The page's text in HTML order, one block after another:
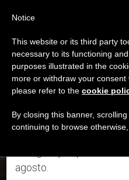
DÍA
ÚLTIMAS NOTICIAS
Protección de menores: La
Aviso
Del 27 de julio al 7 de
anual, aprovechando
se generan menos
agosto.
Notice
This website or its third party
necessary to its functioning
purposes illustrated in the
more or withdraw your consent
please refer to the cookie
By closing this banner,
continuing to browse